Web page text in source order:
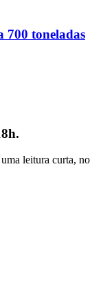
700 toneladas
leitura curta, no